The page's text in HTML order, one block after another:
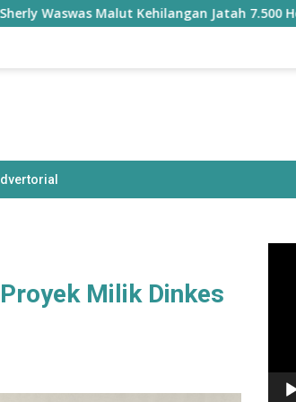
Malut Kehilangan Jatah 7.500 Hektare
Milik Dinkes